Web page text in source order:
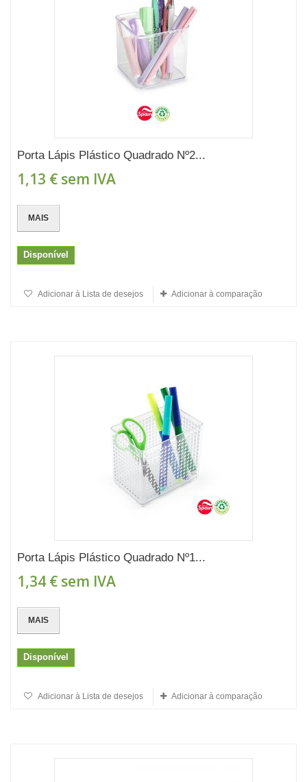
Porta Lápis Plástico Quadrado Nº2...
1,13 € sem IVA
MAIS
Disponível
Adicionar à Lista de desejos Adicionar à comparação
Porta Lápis Plástico Quadrado Nº1...
1,34 € sem IVA
MAIS
Disponível
Adicionar à Lista de desejos Adicionar à comparação